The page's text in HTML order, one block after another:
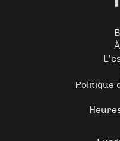
Politique